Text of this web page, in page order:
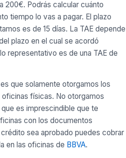
200€. Podrás calcular cuánto
tiempo lo vas a pagar. El plazo
es de 15 días. La TAE depende
plazo en el cual se acordó
representativo es de una TAE de
que solamente otorgamos los
físicas. No otorgamos
que es imprescindible que te
con los documentos
sea aprobado puedes cobrar
en las oficinas de BBVA.